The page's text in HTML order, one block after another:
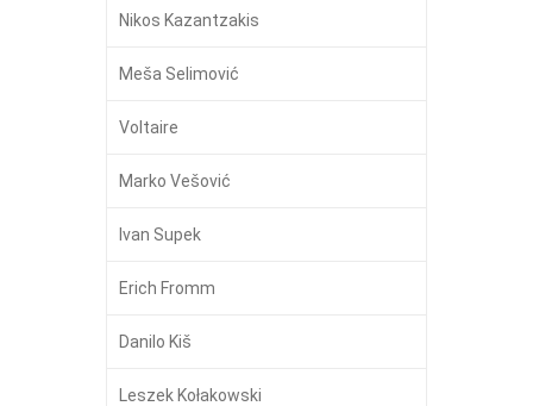
Nikos Kazantzakis
Meša Selimović
Voltaire
Marko Vešović
Ivan Supek
Erich Fromm
Danilo Kiš
Leszek Kołakowski